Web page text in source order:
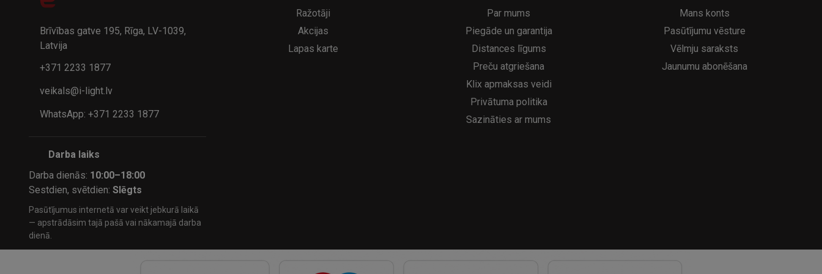
32.95€
29.95€ 21.95€ 8.95€
Brīvības gatve 195, Rīga, LV-1039,
Latvija
+371 2233 1877
veikals@i-light.lv
WhatsApp: +371 2233 1877
Darba laiks
Darba dienās: 10:00–18:00
Sestdien, svētdien:Slēgts
Pasūtījumus internetā var veikt jebkurā laikā
— apstrādāsim tajā pašā vai nākamajā darba
dienā.
Ražotāji
Akcijas
Lapas karte
Par mums
Piegāde un garantija
Distances līgums
Preču atgriešana
Klix apmaksas veidi
Privātuma politika
Sazināties ar mums
Mans konts
Pasūtījumu vēsture
Vēlmju saraksts
Jaunumu abonēšana